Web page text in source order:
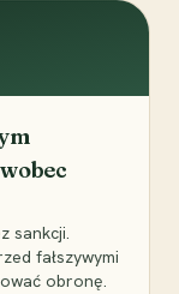
sankcji.
fałszywymi
obronę.